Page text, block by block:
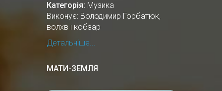
Категорія: Музика
Виконує: Володимир Горбатюк,
волхв і кобзар
Детальніше...
МАТИ-ЗЕМЛЯ